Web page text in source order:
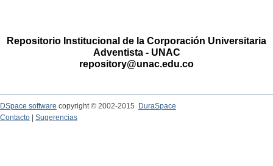
Repositorio Institucional de la Corporación Universitaria
Adventista - UNAC
repository@unac.edu.co
DSpace software copyright © 2002-2015
DuraSpace
Contacto
Sugerencias